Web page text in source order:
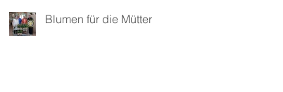
Blumen für die Mütter